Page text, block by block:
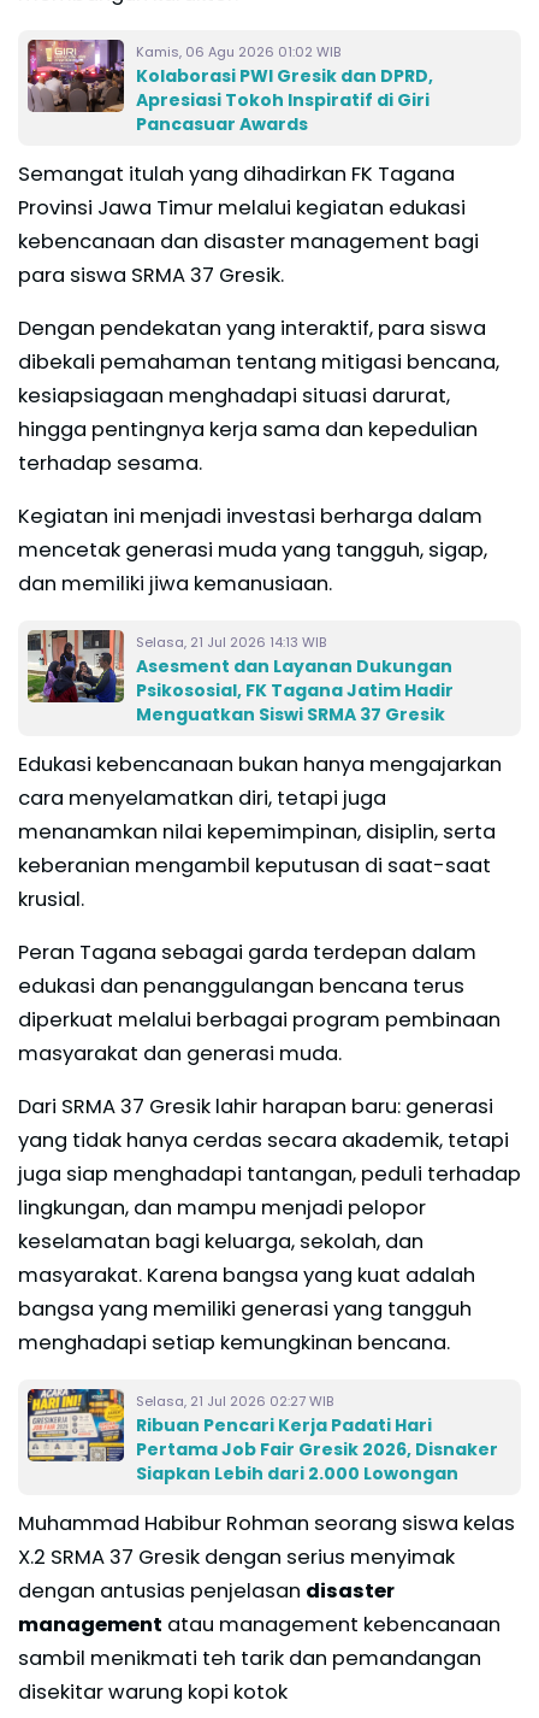
Kamis, 06 Agu 2026 01:02 WIB
Kolaborasi PWI Gresik dan DPRD,
Apresiasi Tokoh Inspiratif di Giri
Pancasuar Awards
Semangat itulah yang dihadirkan FK Tagana
Provinsi Jawa Timur melalui kegiatan edukasi
kebencanaan dan disaster management bagi
para siswa SRMA 37 Gresik.
Dengan pendekatan yang interaktif, para siswa
dibekali pemahaman tentang mitigasi bencana,
kesiapsiagaan menghadapi situasi darurat,
hingga pentingnya kerja sama dan kepedulian
terhadap sesama.
Kegiatan ini menjadi investasi berharga dalam
mencetak generasi muda yang tangguh, sigap,
dan memiliki jiwa kemanusiaan.
Selasa, 21 Jul 2026 14:13 WIB
Asesment dan Layanan Dukungan
Psikososial, FK Tagana Jatim Hadir
Menguatkan Siswi SRMA 37 Gresik
Edukasi kebencanaan bukan hanya mengajarkan
cara menyelamatkan diri, tetapi juga
menanamkan nilai kepemimpinan, disiplin, serta
keberanian mengambil keputusan di saat-saat
krusial.
Peran Tagana sebagai garda terdepan dalam
edukasi dan penanggulangan bencana terus
diperkuat melalui berbagai program pembinaan
masyarakat dan generasi muda.
Dari SRMA 37 Gresik lahir harapan baru: generasi
yang tidak hanya cerdas secara akademik, tetapi
juga siap menghadapi tantangan, peduli terhadap
lingkungan, dan mampu menjadi pelopor
keselamatan bagi keluarga, sekolah, dan
masyarakat. Karena bangsa yang kuat adalah
bangsa yang memiliki generasi yang tangguh
menghadapi setiap kemungkinan bencana.
Selasa, 21 Jul 2026 02:27 WIB
Ribuan Pencari Kerja Padati Hari
Pertama Job Fair Gresik 2026, Disnaker
Siapkan Lebih dari 2.000 Lowongan
Muhammad Habibur Rohman seorang siswa kelas
X.2 SRMA 37 Gresik dengan serius menyimak
dengan antusias penjelasan disaster
management atau management kebencanaan
sambil menikmati teh tarik dan pemandangan
disekitar warung kopi kotok